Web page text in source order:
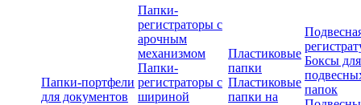
Папки-портфели
для документов
Папки-
регистраторы с
арочным
механизмом
Папки-
регистраторы с
шириной
Пластиковые
папки
Пластиковые
папки на
Боксы для
папок